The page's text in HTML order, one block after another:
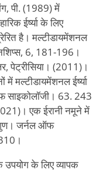
पी. (1989) में
ईर्ष्या के लिए
है। मल्टीडायमेंशनल
6, 181-196।
पेट्रीसिया। (2011)।
में मल्टीडायमेंशनल ईर्ष्या
साइकोलॉजी। 63. 243
एक ईरानी नमूने में
गुण। जर्नल ऑफ
उपयोग के लिए व्यापक